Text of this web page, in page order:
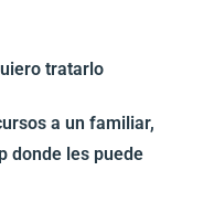
tratarlo
a un familiar,
donde les puede